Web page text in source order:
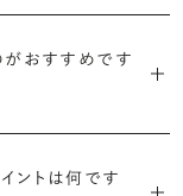
がおすすめです
ントは何です